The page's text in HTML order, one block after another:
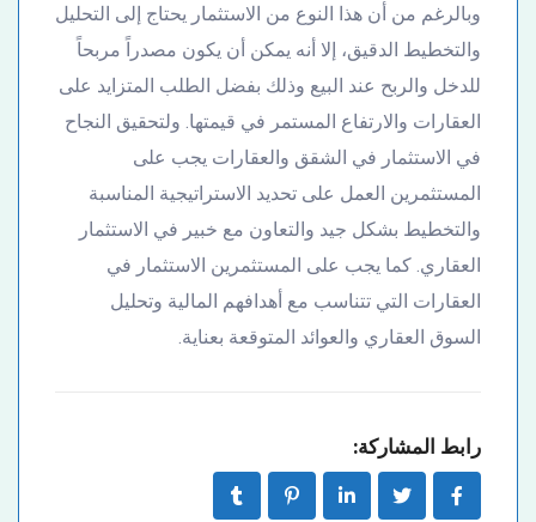
وبالرغم من أن هذا النوع من الاستثمار يحتاج إلى التحليل
والتخطيط الدقيق، إلا أنه يمكن أن يكون مصدراً مربحاً
للدخل والربح عند البيع وذلك بفضل الطلب المتزايد على
العقارات والارتفاع المستمر في قيمتها. ولتحقيق النجاح
في الاستثمار في الشقق والعقارات يجب على
المستثمرين العمل على تحديد الاستراتيجية المناسبة
والتخطيط بشكل جيد والتعاون مع خبير في الاستثمار
العقاري. كما يجب على المستثمرين الاستثمار في
العقارات التي تتناسب مع أهدافهم المالية وتحليل
السوق العقاري والعوائد المتوقعة بعناية.
رابط المشاركة: